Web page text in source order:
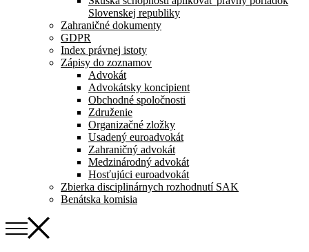
Slovenskej republiky
Zahraničné dokumenty
GDPR
Index právnej istoty
Zápisy do zoznamov
Advokát
Advokátsky koncipient
Obchodné spoločnosti
Združenie
Organizačné zložky
Usadený euroadvokát
Zahraničný advokát
Medzinárodný advokát
Hosťujúci euroadvokát
Zbierka disciplinárnych rozhodnutí SAK
Benátska komisia